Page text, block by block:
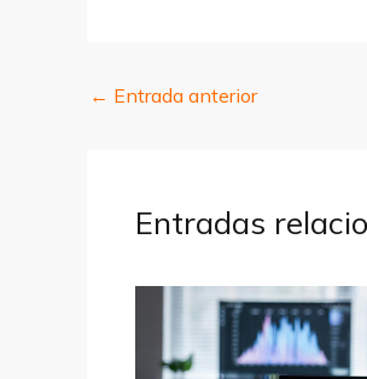
← Entrada anterior
Entradas